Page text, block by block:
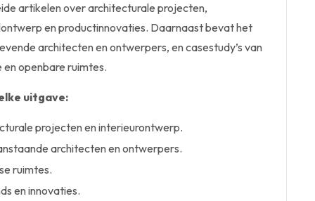
artikelen over architecturale projecten,
en productinnovaties. Daarnaast bevat het
architecten en ontwerpers, en casestudy’s van
openbare ruimtes.
uitgave:
projecten en interieurontwerp.
architecten en ontwerpers.
ruimtes.
en innovaties.